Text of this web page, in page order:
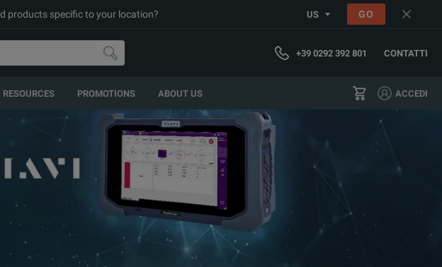
products specific to your location? US GO
+39 0292 392 801 CONTATTI
RESOURCES PROMOTIONS ABOUT US ACCEDI